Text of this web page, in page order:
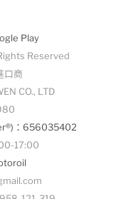
Play
Reserved
口商
CO., LTD
：656035402
17:00